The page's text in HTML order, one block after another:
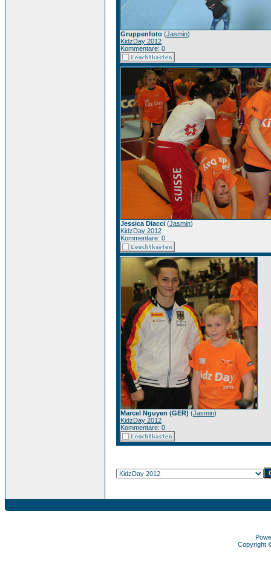
Gruppenfoto (Jasmin)
KidzDay 2012
Kommentare: 0
Jessica Diacci (Jasmin)
KidzDay 2012
Kommentare: 0
Marcel Nguyen (GER) (Jasmin)
KidzDay 2012
Kommentare: 0
Copyright